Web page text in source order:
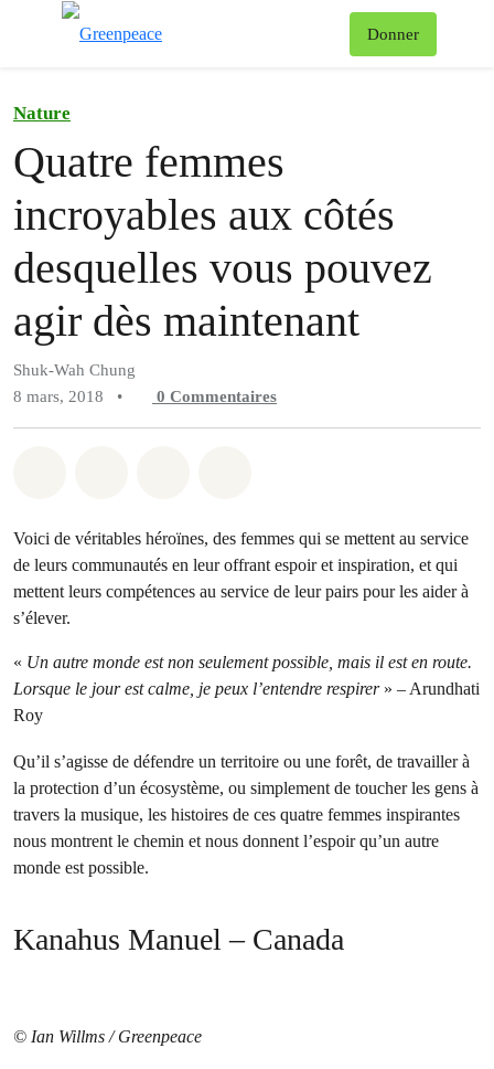
Donner
Nature
Quatre femmes
incroyables aux côtés
desquelles vous pouvez
agir dès maintenant
Shuk-Wah Chung
8 mars, 2018
• 0 Commentaires
Voici de véritables héroïnes, des femmes qui se mettent au service
de leurs communautés en leur offrant espoir et inspiration, et qui
mettent leurs compétences au service de leur pairs pour les aider à
s’élever.
« Un autre monde est non seulement possible, mais il est en route.
Lorsque le jour est calme, je peux l’entendre respirer» – Arundhati
Roy
Qu’il s’agisse de défendre un territoire ou une forêt, de travailler à
la protection d’un écosystème, ou simplement de toucher les gens à
travers la musique, les histoires de ces quatre femmes inspirantes
nous montrent le chemin et nous donnent l’espoir qu’un autre
monde est possible.
Kanahus Manuel – Canada
© Ian Willms / Greenpeace